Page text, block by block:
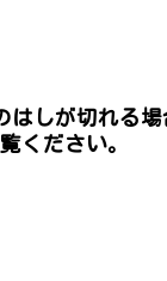
しが切れる
ください。